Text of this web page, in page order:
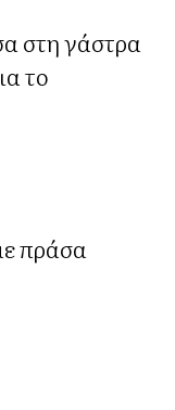
στη γάστρα
το
πράσα